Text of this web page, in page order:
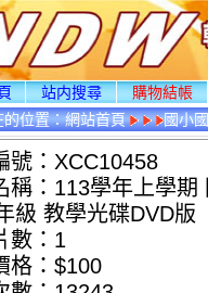
站内搜尋
購物結帳
的位置：網站首頁 國小
號：XCC10458
稱：113學年上學
級 教學光碟DVD版
數：1
格：$100